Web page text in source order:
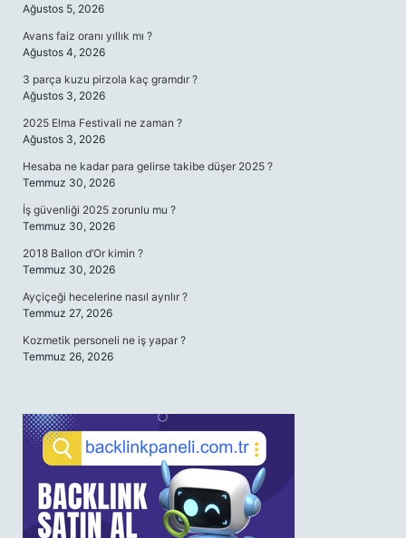
Ağustos 5, 2026
Avans faiz oranı yıllık mı ?
Ağustos 4, 2026
3 parça kuzu pirzola kaç gramdır ?
Ağustos 3, 2026
2025 Elma Festivali ne zaman ?
Ağustos 3, 2026
Hesaba ne kadar para gelirse takibe düşer 2025 ?
Temmuz 30, 2026
İş güvenliği 2025 zorunlu mu ?
Temmuz 30, 2026
2018 Ballon d’Or kimin ?
Temmuz 30, 2026
Ayçiçeği hecelerine nasıl ayrılır ?
Temmuz 27, 2026
Kozmetik personeli ne iş yapar ?
Temmuz 26, 2026